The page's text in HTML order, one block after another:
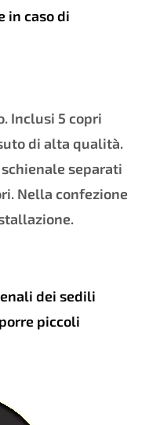
in caso di
Inclusi 5 copri
di alta qualità.
separati
Nella confezione
dei sedili
piccoli